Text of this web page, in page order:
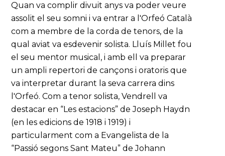
Quan va complir divuit anys va poder veure
assolit el seu somni i va entrar a l'Orfeó Català
com a membre de la corda de tenors, de la
qual aviat va esdevenir solista. Lluís Millet fou
el seu mentor musical, i amb ell va preparar
un ampli repertori de cançons i oratoris que
va interpretar durant la seva carrera dins
l'Orfeó. Com a tenor solista, Vendrell va
destacar en “Les estacions” de Joseph Haydn
(en les edicions de 1918 i 1919) i
particularment com a Evangelista de la
“Passió segons Sant Mateu” de Johann